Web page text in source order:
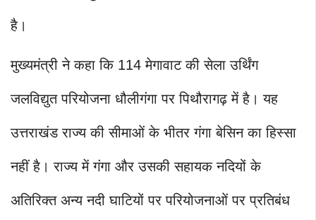
है।
मुख्यमंत्री ने कहा कि 114 मेगावाट की सेला उर्थिंग
जलविद्युत परियोजना धौलीगंगा पर पिथौरागढ़ में है। यह
उत्तराखंड राज्य की सीमाओं के भीतर गंगा बेसिन का हिस्सा
नहीं है। राज्य में गंगा और उसकी सहायक नदियों के
अतिरिक्त अन्य नदी घाटियों पर परियोजनाओं पर प्रतिबंध